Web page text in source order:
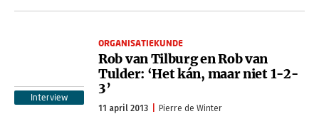
Interview
ORGANISATIEKUNDE
Rob van Tilburg en Rob van
Tulder: ‘Het kán, maar niet 1-2-
3’
11 april 2013 Pierre de Winter